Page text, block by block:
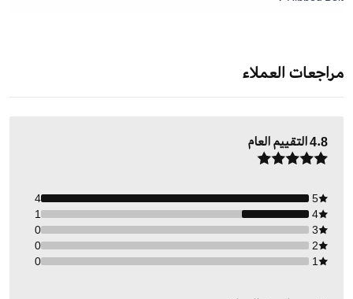
مراجعات العملاء
4.8التقييم العام
5
4
4
1
3
0
2
0
1
0